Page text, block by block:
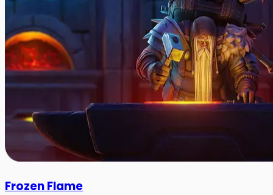
Frozen Flame